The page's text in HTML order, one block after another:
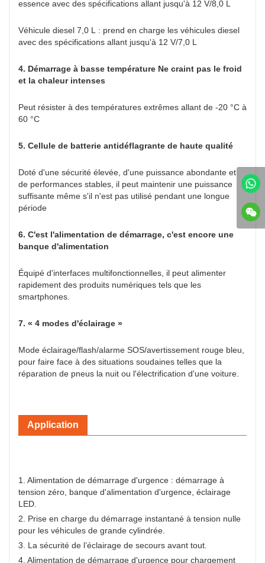
essence avec des spécifications allant jusqu'à 12 V/8,0 L
Véhicule diesel 7,0 L : prend en charge les véhicules diesel
avec des spécifications allant jusqu'à 12 V/7,0 L
4. Démarrage à basse température Ne craint pas le froid
et la chaleur intenses
Peut résister à des températures extrêmes allant de -20 °C à
60 °C
5. Cellule de batterie antidéflagrante de haute qualité
Doté d'une sécurité élevée, d'une puissance abondante et
de performances stables, il peut maintenir une puissance
suffisante même s'il n'est pas utilisé pendant une longue
période
6. C'est l'alimentation de démarrage, c'est encore une
banque d'alimentation
Équipé d'interfaces multifonctionnelles, il peut alimenter
rapidement des produits numériques tels que les
smartphones.
7. « 4 modes d'éclairage »
Mode éclairage/flash/alarme SOS/avertissement rouge bleu,
pour faire face à des situations soudaines telles que la
réparation de pneus la nuit ou l'électrification d'une voiture.
Application
1. Alimentation de démarrage d'urgence : démarrage à
tension zéro, banque d'alimentation d'urgence, éclairage
LED.
2. Prise en charge du démarrage instantané à tension nulle
pour les véhicules de grande cylindrée.
3. La sécurité de l’éclairage de secours avant tout.
4. Alimentation de démarrage d'urgence pour chargement